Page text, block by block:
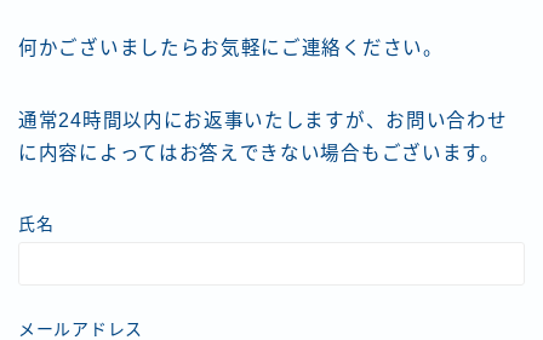
トップ
プライバシーポリシー
プライバシーポリシー
利用規約／特定商取引法に基づく表記
特定商取引法に基づく表記
何かございましたらお気軽にご連絡ください。
通常24時間以内にお返事いたしますが、お問い合わせ
に内容によってはお答えできない場合もございます。
氏名
メールアドレス